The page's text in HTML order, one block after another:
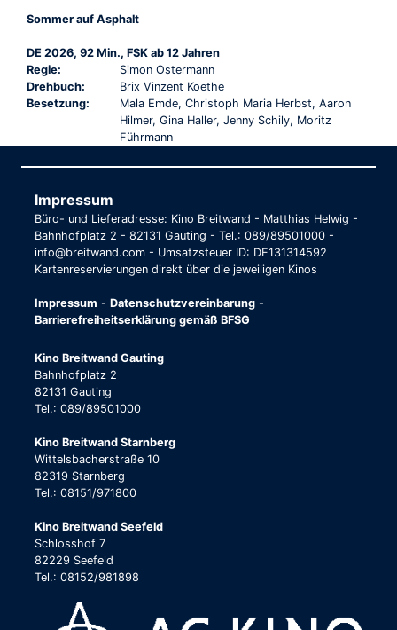
Sommer auf Asphalt
DE 2026, 92 Min., FSK ab 12 Jahren
Regie:
Simon Ostermann
Drehbuch:
Brix Vinzent Koethe
Besetzung:
Mala Emde, Christoph Maria Herbst, Aaron
Hilmer, Gina Haller, Jenny Schily, Moritz
Führmann
Impressum
Büro- und Lieferadresse: Kino Breitwand - Matthias Helwig -
Bahnhofplatz 2 - 82131 Gauting - Tel.: 089/89501000 -
info@breitwand.com - Umsatzsteuer ID: DE131314592
Kartenreservierungen direkt über die jeweiligen Kinos
Impressum - Datenschutzvereinbarung -
Barrierefreiheitserklärung gemäß BFSG
Kino Breitwand Gauting
Bahnhofplatz 2
82131 Gauting
Tel.: 089/89501000
Kino Breitwand Starnberg
Wittelsbacherstraße 10
82319 Starnberg
Tel.: 08151/971800
Kino Breitwand Seefeld
Schlosshof 7
82229 Seefeld
Tel.: 08152/981898